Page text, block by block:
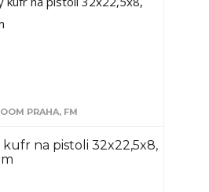
PRAHA, FM
na pistoli 32x22,5x8,